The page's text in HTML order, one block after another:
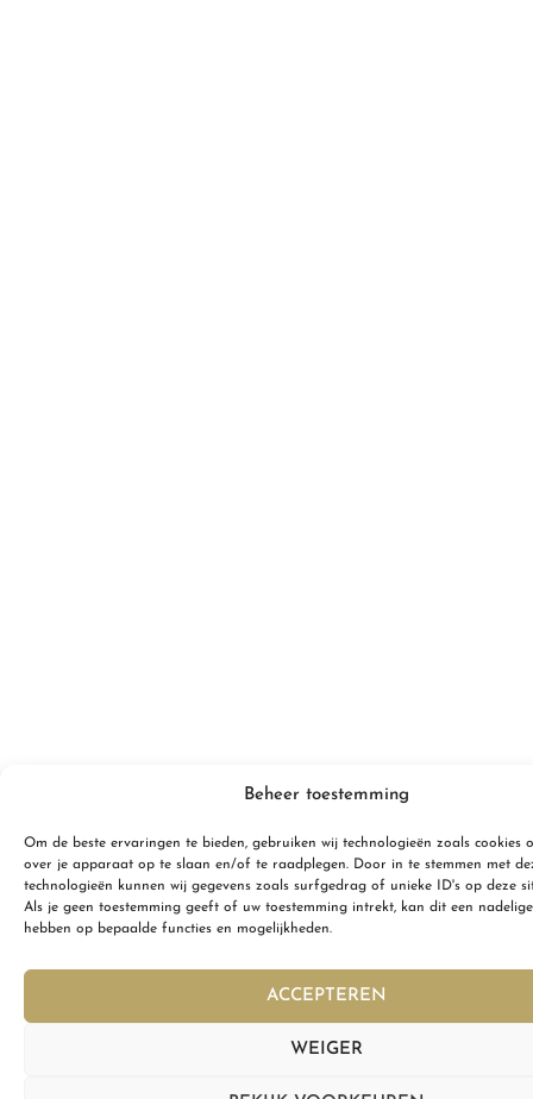
Beheer toestemming
Om de beste ervaringen te bieden, gebruiken wij technologieën zoals cookies
over je apparaat op te slaan en/of te raadplegen. Door in te stemmen met
technologieën kunnen wij gegevens zoals surfgedrag of unieke ID's op deze
Als je geen toestemming geeft of uw toestemming intrekt, kan dit een
hebben op bepaalde functies en mogelijkheden.
ACCEPTEREN
WEIGER